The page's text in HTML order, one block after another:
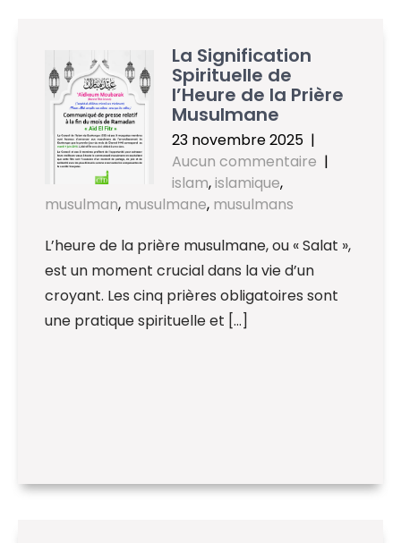
La Signification
Spirituelle de
l’Heure de la Prière
Musulmane
23 novembre 2025 |
Aucun commentaire |
islam,islamique,
musulman, musulmane, musulmans
L’heure de la prière musulmane, ou « Salat »,
est un moment crucial dans la vie d’un
croyant. Les cinq prières obligatoires sont
une pratique spirituelle et […]